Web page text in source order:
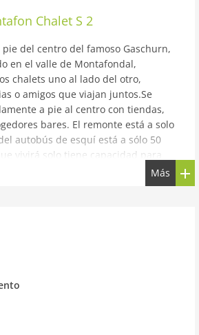
Chalet S 2
del centro del famoso Gaschurn,
en el valle de Montafondal,
chalets uno al lado del otro,
o amigos que viajan juntos.Se
a pie al centro con tiendas,
bares. El remonte está a solo
autobús de esquí está a sólo 50
vivirá solo tiene capacidad para
Se accede a la casa a través
los electrodomésticos modernos,
un lavavajillas de alta
grande y un frigorífico para
con una agradable calefacción por
el salón se puede acceder a la
disfrutar de las hermosas
Más